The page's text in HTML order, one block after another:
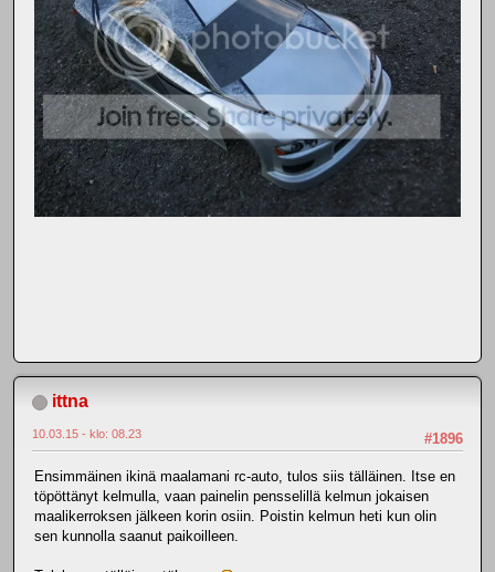
ittna
#1896
10.03.15 - klo: 08.23
Ensimmäinen ikinä maalamani rc-auto, tulos siis tälläinen. Itse en
töpöttänyt kelmulla, vaan painelin pensselillä kelmun jokaisen
maalikerroksen jälkeen korin osiin. Poistin kelmun heti kun olin
sen kunnolla saanut paikoilleen.